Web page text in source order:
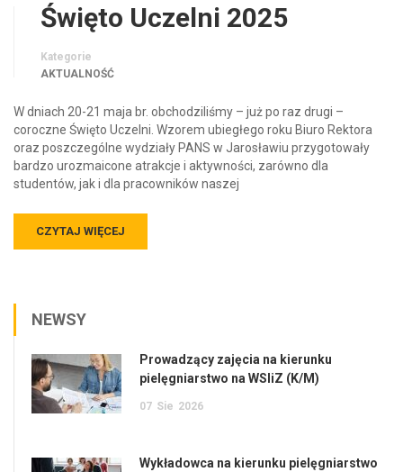
Święto Uczelni 2025
Kategorie
AKTUALNOŚĆ
W dniach 20-21 maja br. obchodziliśmy – już po raz drugi –
coroczne Święto Uczelni. Wzorem ubiegłego roku Biuro Rektora
oraz poszczególne wydziały PANS w Jarosławiu przygotowały
bardzo urozmaicone atrakcje i aktywności, zarówno dla
studentów, jak i dla pracowników naszej
CZYTAJ WIĘCEJ
NEWSY
Prowadzący zajęcia na kierunku
pielęgniarstwo na WSIiZ (K/M)
07 Sie 2026
Wykładowca na kierunku pielęgniarstwo